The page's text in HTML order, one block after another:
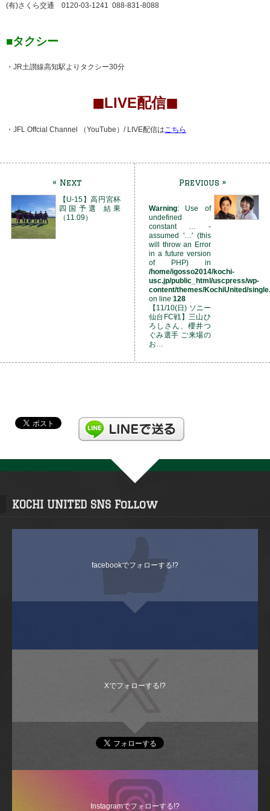
(有)さくら交通 0120-03-1241 088-831-8088
■タクシー
・JR土讃線高知駅よりタクシー30分
◼︎LIVE配信◼︎
・JFL Offcial Channel （YouTube）/ LIVE配信は こちら
« Next
【U-15】高円宮杯
四国予選 結果
（11.09）
Previous »
Warning: Use of
undefined
constant … -
assumed '…' (this
will throw an Error
in a future version
of PHP) in
/home/igosso2014/kochi-
usc.jp/public_html/uscpress/wp-
content/themes/KochiUnited/
on line 128
【11/10(日) ソニー
仙台FC戦】三山ひ
ろしさん、櫻井つ
ぐみ選手 ご来場の
お…
KOCHI UNITED SNS Follow
facebookでフォローする!?
Xでフォローする!?
Instagramでフォローする!?